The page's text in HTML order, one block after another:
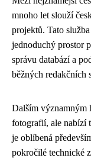
mnoho let slouží
projektů. Tato
jednoduchý prostor
správu databází a
běžných redakčních
Dalším významným
fotografií, ale nabízí
je oblíbená
pokročilé technické